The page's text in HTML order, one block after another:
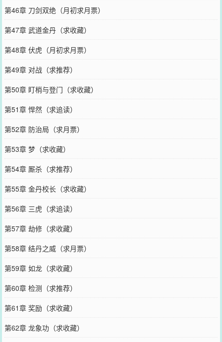
第46章 刀剑双绝（月初求月票）
第47章 武道金丹（求收藏）
第48章 伏虎（月初求月票）
第49章 对战（求推荐）
第50章 盯梢与登门（求收藏）
第51章 悍然（求追读）
第52章 防治局（求月票）
第53章 梦（求收藏）
第54章 厮杀（求推荐）
第55章 金丹校长（求收藏）
第56章 三虎（求追读）
第57章 劫修（求收藏）
第58章 结丹之威（求月票）
第59章 如龙（求收藏）
第60章 检测（求推荐）
第61章 奖励（求收藏）
第62章 龙象功（求收藏）